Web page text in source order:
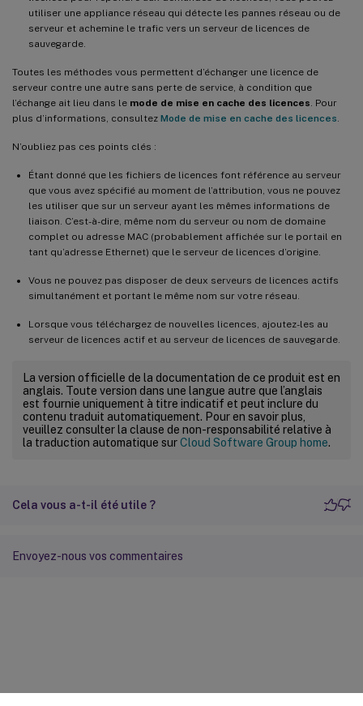
utiliser une appliance réseau qui détecte les pannes réseau ou de
serveur et achemine le trafic vers un serveur de licences de
sauvegarde.
Toutes les méthodes vous permettent d’échanger une licence de
serveur contre une autre sans perte de service, à condition que
l’échange ait lieu dans le mode de mise en cache des licences . Pour
plus d’informations, consultez Mode de mise en cache des licences
N’oubliez pas ces points clés :
Étant donné que les fichiers de licences font référence au serveur
que vous avez spécifié au moment de l’attribution, vous ne pouvez
les utiliser que sur un serveur ayant les mêmes informations de
liaison. C’est-à-dire, même nom du serveur ou nom de domaine
complet ou adresse MAC (probablement affichée sur le portail en
tant qu’adresse Ethernet) que le serveur de licences d’origine.
Vous ne pouvez pas disposer de deux serveurs de licences actifs
simultanément et portant le même nom sur votre réseau.
Lorsque vous téléchargez de nouvelles licences, ajoutez-les au
serveur de licences actif et au serveur de licences de sauvegarde.
La version officielle de la documentation de ce produit est en
anglais. Toute version dans une langue autre que l’anglais
est fournie uniquement à titre indicatif et peut inclure du
contenu traduit automatiquement. Pour en savoir plus,
veuillez consulter la clause de non-responsabilité relative à
la traduction automatique surCloud Software Group home.
Cela vous a-t-il été utile ?
Envoyez-nous vos commentaires